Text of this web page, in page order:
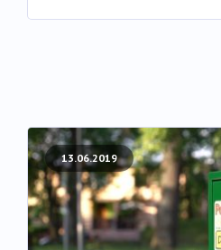
13.06.2019